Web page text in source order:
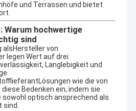
und Terrassen und bietet
Warum hochwertige
sind
alsHersteller von
legen Wert auf drei
Langlebigkeit und
Lösungen wie die von
diese Bedenken ein, indem sie
sowohl optisch ansprechend als
sind.
Techniker-Teamate können wir
erbringen, um Ihre
zu erfüllen.